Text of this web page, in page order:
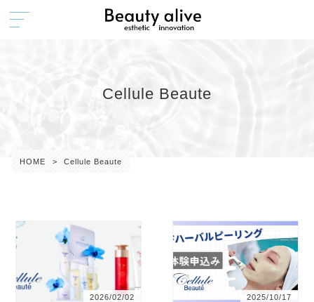
Cellule Beaute
HOME > Cellule Beaute
2026/02/02 2025/10/17